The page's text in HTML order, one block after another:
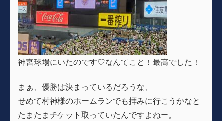
神宮球場にいたのです♡なんてこと！最高でした！
まぁ、優勝は決まっているだろうな、
せめて村神様のホームランでも拝みに行こうかなと
たまたまチケット取っていたんですよねー。